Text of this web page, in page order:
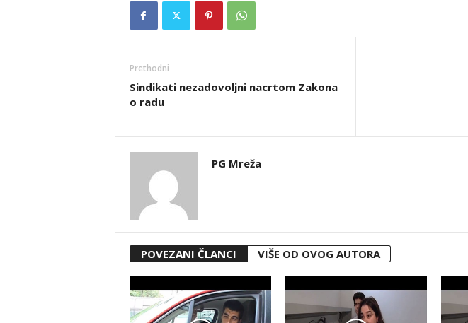
Prethodni
Sindikati nezadovoljni nacrtom Zakona
o radu
PG Mreža
POVEZANI ČLANCI VIŠE OD OVOG AUTORA